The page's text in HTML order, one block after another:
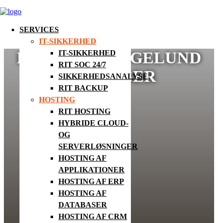
SERVICES
IT-SIKKERHED
IT-SIKKERHED
RIT SOC 24/7
SIKKERHEDSANALYSE
RIT BACKUP
HOSTING
RIT HOSTING
HYBRIDE CLOUD-
OG
SERVERLØSNINGER
HOSTING AF
APPLIKATIONER
HOSTING AF ERP
HOSTING AF
DATABASER
HOSTING AF CRM
ISABELLA HØGELUND
MARIAGER